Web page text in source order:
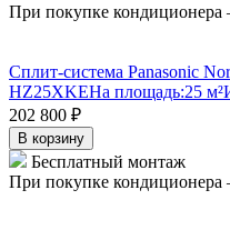
При покупке кондиционера
Сплит-система Panasonic
HZ25XKEНа площадь:25 м²
202 800 ₽
В корзину
Бесплатный монтаж
При покупке кондиционера